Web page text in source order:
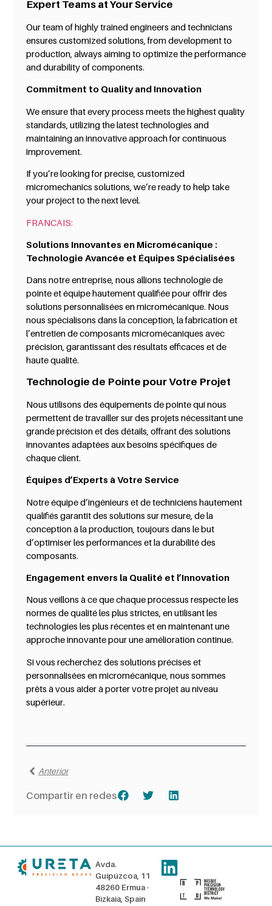
Expert Teams at Your Service
Our team of highly trained engineers and technicians
ensures customized solutions, from development to
production, always aiming to optimize the performance
and durability of components.
Commitment to Quality and Innovation
We ensure that every process meets the highest quality
standards, utilizing the latest technologies and
maintaining an innovative approach for continuous
improvement.
If you’re looking for precise, customized
micromechanics solutions, we’re ready to help take
your project to the next level.
FRANCAIS:
Solutions Innovantes en Micromécanique :
Technologie Avancée et Équipes Spécialisées
Dans notre entreprise, nous allions technologie de
pointe et équipe hautement qualifiée pour offrir des
solutions personnalisées en micromécanique. Nous
nous spécialisons dans la conception, la fabrication et
l’entretien de composants micromécaniques avec
précision, garantissant des résultats efficaces et de
haute qualité.
Technologie de Pointe pour Votre Projet
Nous utilisons des équipements de pointe qui nous
permettent de travailler sur des projets nécessitant une
grande précision et des détails, offrant des solutions
innovantes adaptées aux besoins spécifiques de
chaque client.
Équipes d’Experts à Votre Service
Notre équipe d’ingénieurs et de techniciens hautement
qualifiés garantit des solutions sur mesure, de la
conception à la production, toujours dans le but
d’optimiser les performances et la durabilité des
composants.
Engagement envers la Qualité et l’Innovation
Nous veillons à ce que chaque processus respecte les
normes de qualité les plus strictes, en utilisant les
technologies les plus récentes et en maintenant une
approche innovante pour une amélioration continue.
Si vous recherchez des solutions précises et
personnalisées en micromécanique, nous sommes
prêts à vous aider à porter votre projet au niveau
supérieur.
Anterior
Compartir en redes
Avda.
Guipúzcoa, 11
48260 Ermua ·
Bizkaia, Spain